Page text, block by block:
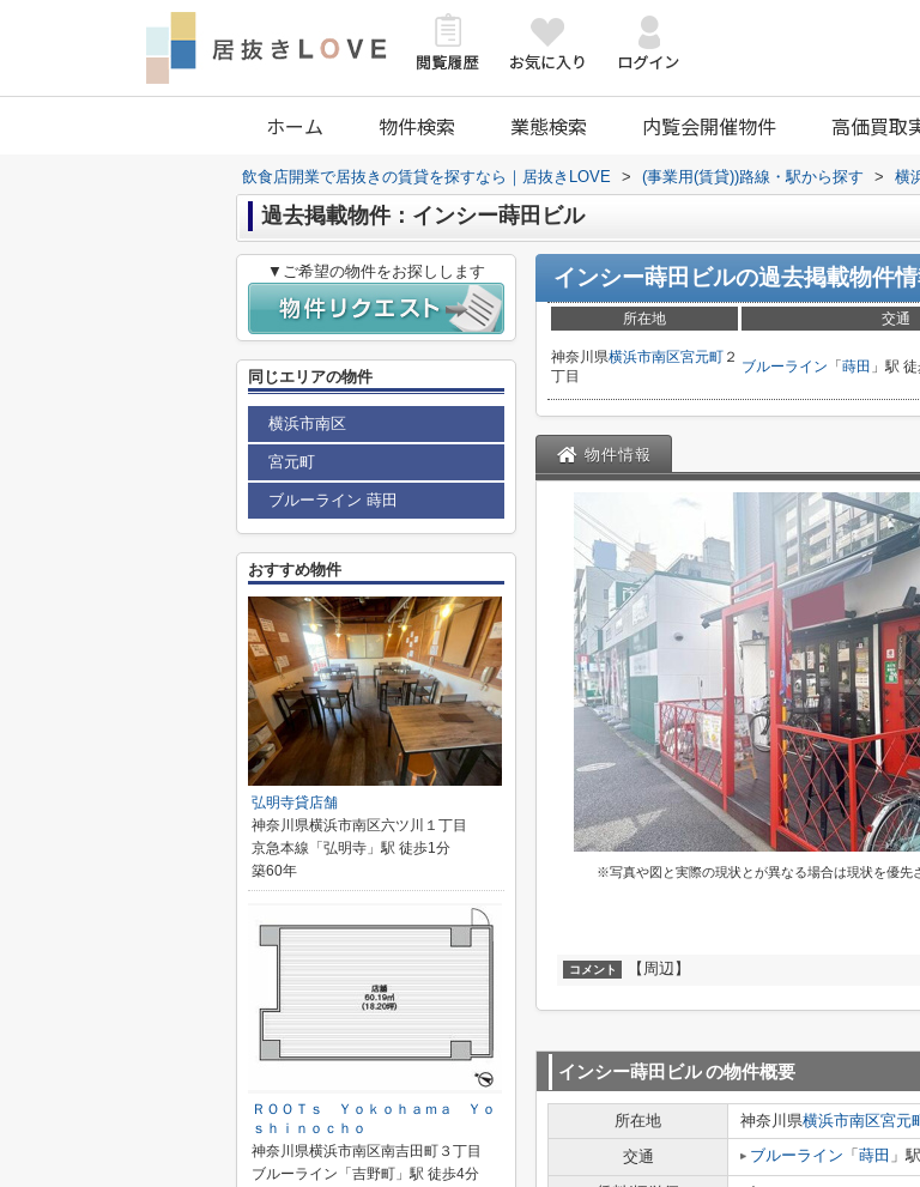
ホーム 物件検索 業態検索 内覧会開催物件 高価買取
飲食店開業で居抜きの賃貸を探すなら｜居抜きLOVE > (事業用(賃貸))路線・駅から探す > 横
過去掲載物件：インシー蒔田ビル
インシー蒔田ビルの過去掲載物件
所在地 交通
神奈川県横浜市南区宮元町 ２
丁目
ブルーライン 「 蒔田 」駅
物件情報
※写真や図と実際の現状とが異なる場合は現状を優先
コメント 【周辺】
インシー蒔田ビルの物件概要
所在地 神奈川県横浜市南区宮元
交通
ブルーライン 「 蒔田 」
▼ご希望の物件をお探しします
同じエリアの物件
横浜市南区
宮元町
ブルーライン 蒔田
おすすめ物件
弘明寺貸店舗
神奈川県横浜市南区六ツ川１丁目
京急本線「弘明寺」駅 徒歩1分
築60年
ＲＯＯＴｓ Ｙｏｋｏｈａｍａ Ｙｏ
ｓｈｉｎｏｃｈｏ
神奈川県横浜市南区南吉田町３丁目
ブルーライン「吉野町」駅 徒歩4分